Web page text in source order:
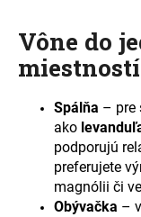
Vône do
miestností
Spálňa – pre
ako
podporujú
preferujete
magnólii či
Obývačka –
e